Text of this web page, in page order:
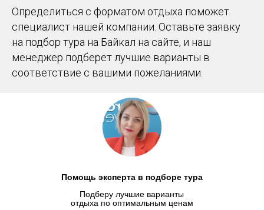
Определиться с форматом отдыха поможет
специалист нашей компании. Оставьте заявку
на подбор тура на Байкал на сайте, и наш
менеджер подберет лучшие варианты в
соответствие с вашими пожеланиями.
Помощь эксперта в подборе тура
Подберу лучшие варианты
отдыха по оптимальным ценам